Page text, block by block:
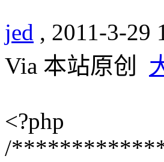
jed , 2011-3-29
Via 本站原创
<?php
/